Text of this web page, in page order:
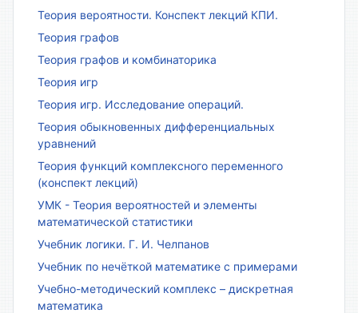
Теория вероятности. Конспект лекций КПИ.
Теория графов
Теория графов и комбинаторика
Теория игр
Теория игр. Исследование операций.
Теория обыкновенных дифференциальных
уравнений
Теория функций комплексного переменного
(конспект лекций)
УМК - Теория вероятностей и элементы
математической статистики
Учебник логики. Г. И. Челпанов
Учебник по нечёткой математике с примерами
Учебно-методический комплекс – дискретная
математика